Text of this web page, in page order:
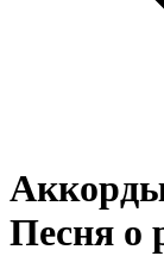
Песня о